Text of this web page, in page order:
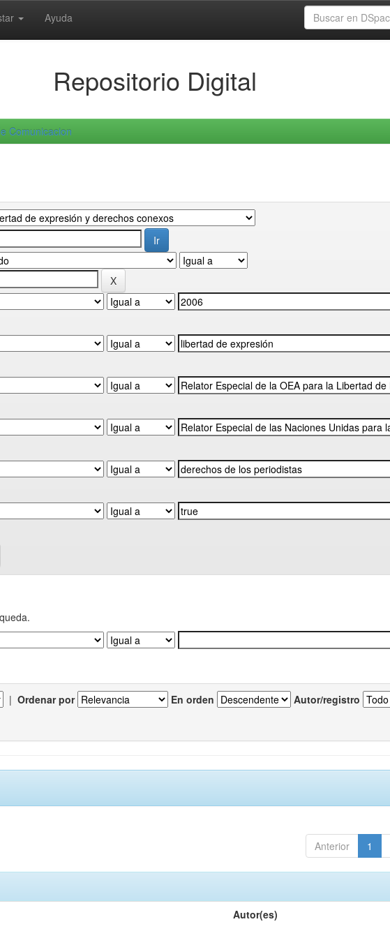
Ayuda
Repositorio Digital
Comunicacion
| Ordenar por En orden Autor/registro
Anterior 1
Autor(es)